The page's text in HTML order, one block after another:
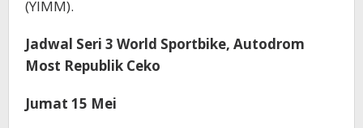
(YIMM).
Jadwal Seri 3 World Sportbike, Autodrom
Most Republik Ceko
Jumat 15 Mei